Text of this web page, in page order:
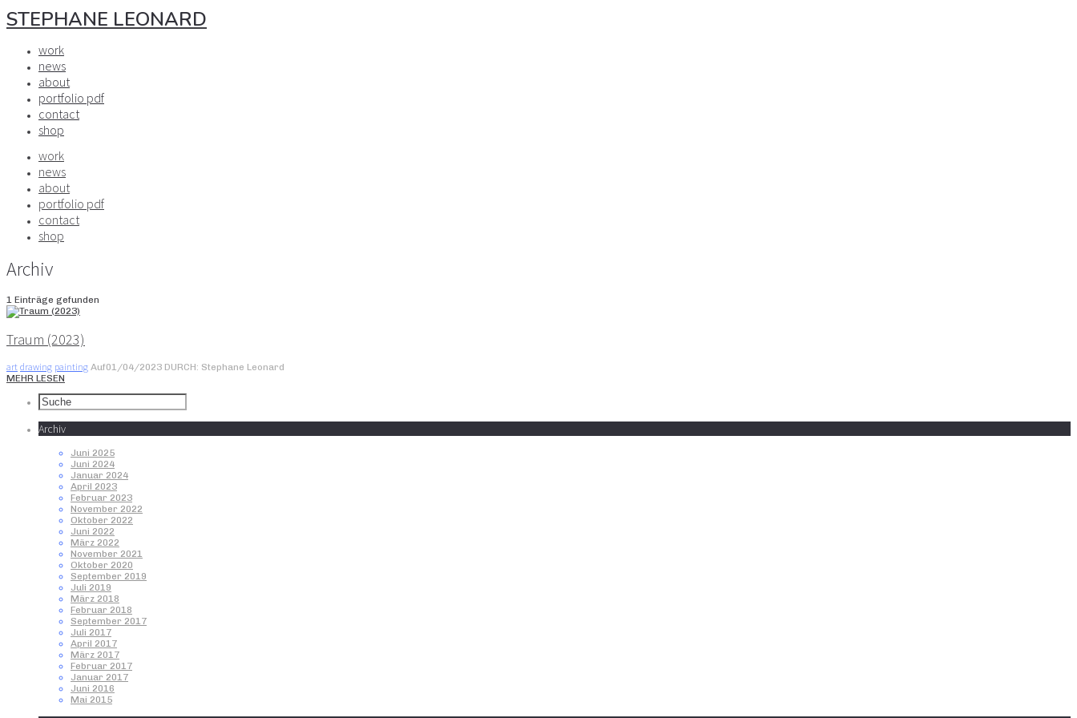
STEPHANE LEONARD
work
news
about
portfolio pdf
contact
shop
work
news
about
portfolio pdf
contact
shop
Archiv
1 Einträge gefunden
Traum (2023)
art drawing painting Auf01/04/2023 DURCH: Stephane Leonard
MEHR LESEN
Archiv
Juni 2025
Juni 2024
Januar 2024
April 2023
Februar 2023
November 2022
Oktober 2022
Juni 2022
März 2022
November 2021
Oktober 2020
September 2019
Juli 2019
März 2018
Februar 2018
September 2017
Juli 2017
April 2017
März 2017
Februar 2017
Januar 2017
Juni 2016
Mai 2015